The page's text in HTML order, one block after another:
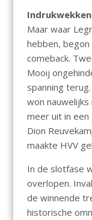
Maar waar
hebben, begon
comeback.
Mooij
spanning
won
meer uit in een
Dion
maakte HVV
In de slotfase
overlopen.
de winnende
historische